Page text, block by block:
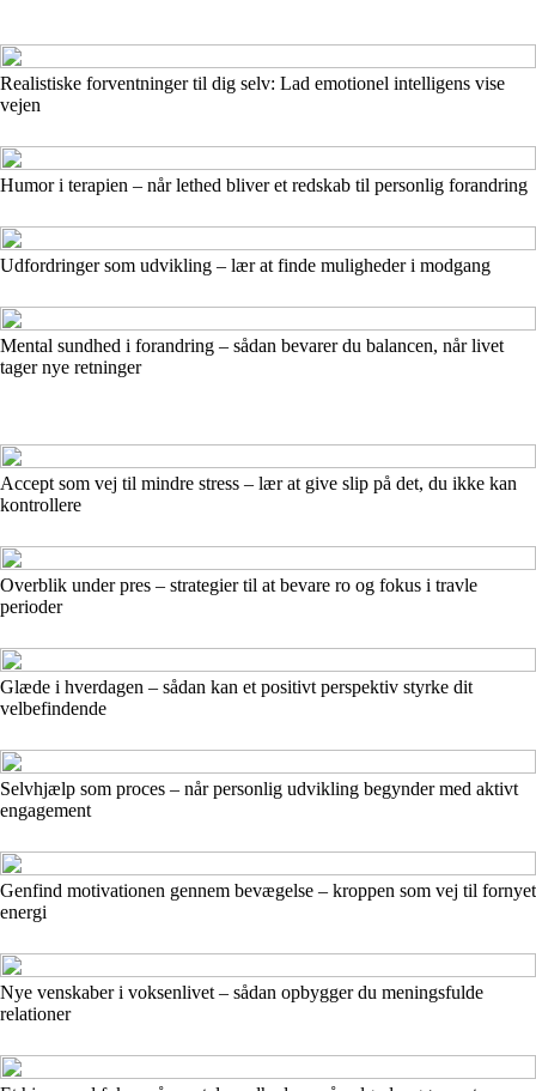
Realistiske forventninger til dig selv: Lad emotionel intelligens vise
vejen
Humor i terapien – når lethed bliver et redskab til personlig forandring
Udfordringer som udvikling – lær at finde muligheder i modgang
Mental sundhed i forandring – sådan bevarer du balancen, når livet
tager nye retninger
Accept som vej til mindre stress – lær at give slip på det, du ikke kan
kontrollere
Overblik under pres – strategier til at bevare ro og fokus i travle
perioder
Glæde i hverdagen – sådan kan et positivt perspektiv styrke dit
velbefindende
Selvhjælp som proces – når personlig udvikling begynder med aktivt
engagement
Genfind motivationen gennem bevægelse – kroppen som vej til fornyet
energi
Nye venskaber i voksenlivet – sådan opbygger du meningsfulde
relationer